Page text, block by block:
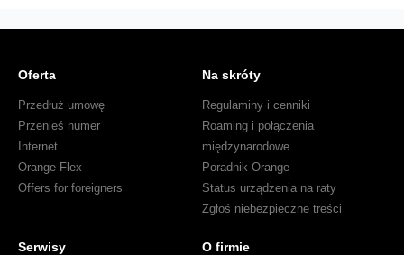
Oferta
Przedłuż umowę
Przenieś numer
Internet
Orange Flex
Offers for foreigners
Na skróty
Regulaminy i cenniki
Roaming i połączenia
międzynarodowe
Poradnik Orange
Status urządzenia na raty
Zgłoś niebezpieczne treści
Serwisy O firmie